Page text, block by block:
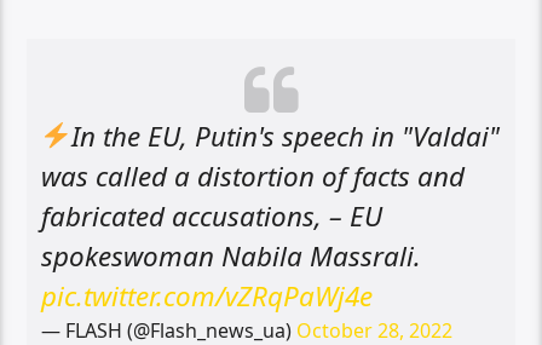
In the EU, Putin's speech in "Valdai"
was called a distortion of facts and
fabricated accusations, – EU
spokeswoman Nabila Massrali.
pic.twitter.com/vZRqPaWj4e
— FLASH (@Flash_news_ua) October 28, 2022